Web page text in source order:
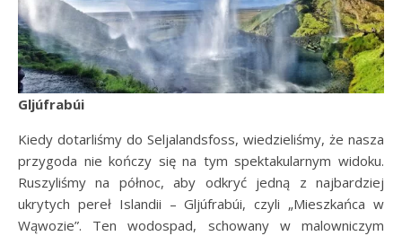
Gljúfrabúi
Kiedy dotarliśmy do Seljalandsfoss, wiedzieliśmy, że nasza
przygoda nie kończy się na tym spektakularnym widoku.
Ruszyliśmy na północ, aby odkryć jedną z najbardziej
ukrytych pereł Islandii – Gljúfrabúi, czyli „Mieszkańca w
Wąwozie”. Ten wodospad, schowany w malowniczym